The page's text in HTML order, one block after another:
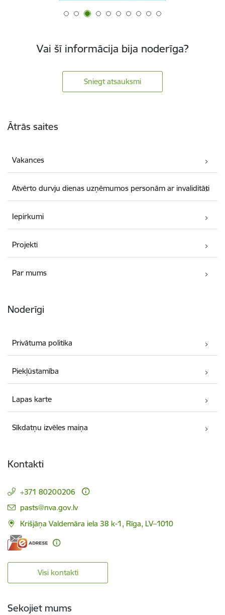
Vai šī informācija bija noderīga?
Sniegt atsauksmi
Ātrās saites
Vakances
Atvērto durvju dienas uzņēmumos personām ar invaliditāti
Iepirkumi
Projekti
Par mums
Noderīgi
Privātuma politika
Piekļūstamība
Lapas karte
Sīkdatņu izvēles maiņa
Kontakti
+371 80200206
E-pasts:
pasts@nva.gov.lv
Krišjāņa Valdemāra iela 38 k-1, Rīga, LV–1010
Visi kontakti
Sekojiet mums